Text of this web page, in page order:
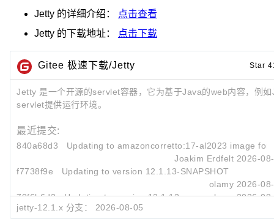
Jetty 的详细介绍：
点击查看
Jetty 的下载地址： 点击下载
Gitee 极速下载/Jetty Star
Jetty 是一个开源的servlet容器，它为基于Java的web内容，例如
servlet提供运行环境。
最近提交:
840a68d3 Updating to amazoncorretto:17-al2023 image for
Joakim Erdfelt 2026-
f7738f9e
Updating to version 12.1.13-SNAPSHOT
olamy 2026-
70f6b6d2
Updating to version 12.1.12 olamy 2026-
jetty-12.1.x 分支：
2026-08-05